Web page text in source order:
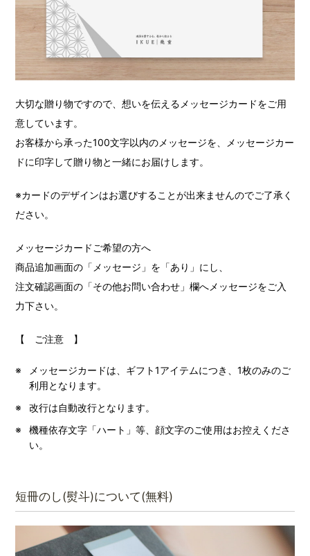
大切な贈り物ですので、想いを伝えるメッセージカードをご用
意しています。
お客様から承った100文字以内のメッセージを、メッセージカー
ドに印字して贈り物と一緒にお届けします。
※カードのデザインはお選びすることが出来ませんのでご了承く
ださい。
メッセージカードご希望の方へ
商品追加画面の「メッセージ」を「あり」にし、
注文確認画面の「その他お問い合わせ」欄へメッセージをご入
力下さい。
【 ご注意 】
メッセージカードは、ギフト1アイテムにつき、1枚のみのご
利用となります。
改行は自動改行となります。
機種依存文字「ハート」等、顔文字のご使用はお控えくださ
い。
短冊のし(熨斗)について(無料)